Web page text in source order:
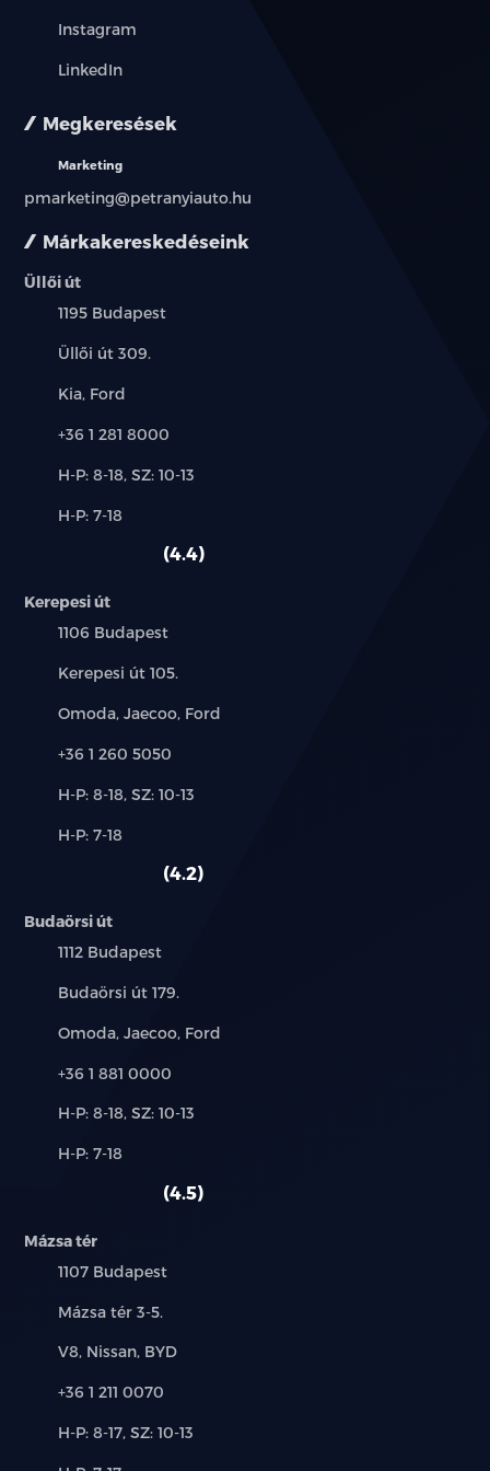
Márkakereskedéseink
Üllői út
Település:
1195 Budapest
Cím:
Üllői út 309.
Márkák:
Kia, Ford
Telefon:
+36 1 281 8000
Új-
használt
H-P: 8-18, SZ: 10-13
Alkatrész,
H-P: 7-18
4.4
Kerepesi út
Település:
1106 Budapest
Cím:
Kerepesi út 105.
Márkák:
Omoda, Jaecoo, Ford
Telefon:
+36 1 260 5050
Új-
használt
H-P: 8-18, SZ: 10-13
Alkatrész,
H-P: 7-18
4.2
Budaörsi út
Település:
1112 Budapest
Cím:
Budaörsi út 179.
Márkák:
Omoda, Jaecoo, Ford
Telefon:
+36 1 881 0000
Új-
használt
H-P: 8-18, SZ: 10-13
Alkatrész,
H-P: 7-18
4.5
Mázsa tér
Település:
1107 Budapest
Cím:
Mázsa tér 3-5.
Márkák:
V8, Nissan, BYD
Telefon:
+36 1 211 0070
Új-
H-P: 8-17, SZ: 10-13
Instagram
LinkedIn
Megkeresések
Marketing
pmarketing@petranyiauto.hu